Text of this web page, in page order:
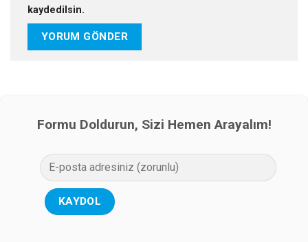
kaydedilsin.
Formu Doldurun, Sizi Hemen Arayalım!